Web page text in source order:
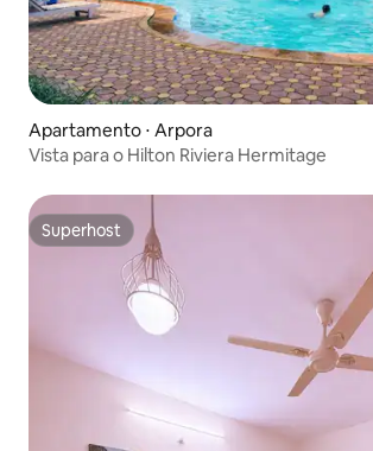
Apartamento ⋅ Arpora
Vista para o Hilton Riviera Hermitage
Superhost
Superhost